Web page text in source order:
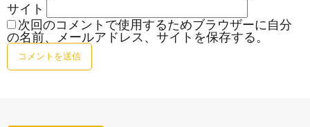
サイト
次回のコメントで使用するためブラウザーに自分
の名前、メールアドレス、サイトを保存する。